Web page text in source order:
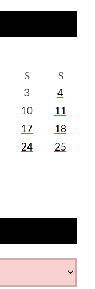
S S
3
4
10
11
17
18
24
25